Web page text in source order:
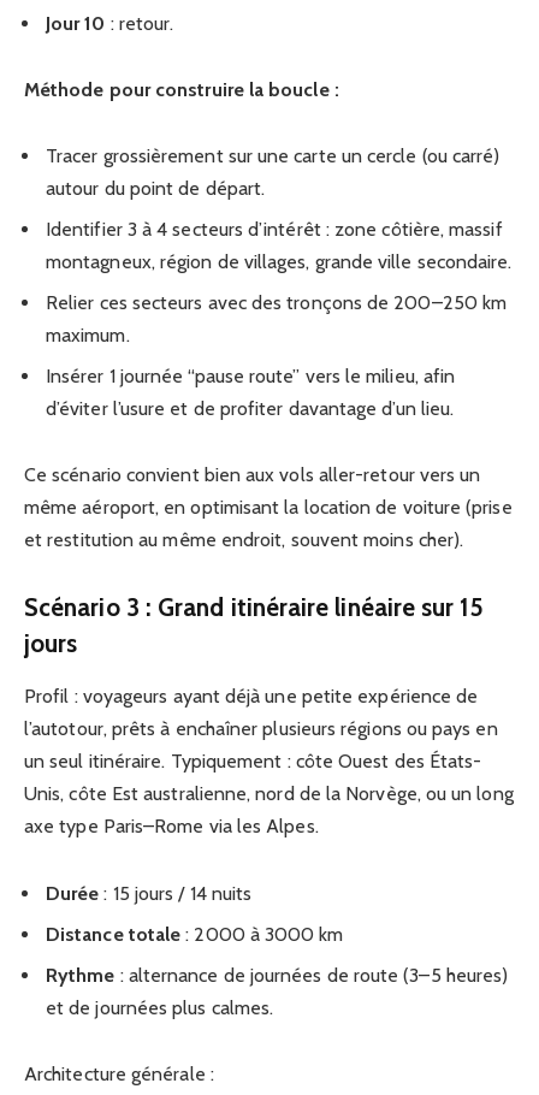
Jour 10 : retour.
Méthode pour construire la boucle :
Tracer grossièrement sur une carte un cercle (ou carré)
autour du point de départ.
Identifier 3 à 4 secteurs d’intérêt : zone côtière, massif
montagneux, région de villages, grande ville secondaire.
Relier ces secteurs avec des tronçons de 200–250 km
maximum.
Insérer 1 journée “pause route” vers le milieu, afin
d’éviter l’usure et de profiter davantage d’un lieu.
Ce scénario convient bien aux vols aller-retour vers un
même aéroport, en optimisant la location de voiture (prise
et restitution au même endroit, souvent moins cher).
Scénario 3 : Grand itinéraire linéaire sur 15
jours
Profil : voyageurs ayant déjà une petite expérience de
l’autotour, prêts à enchaîner plusieurs régions ou pays en
un seul itinéraire. Typiquement : côte Ouest des États-
Unis, côte Est australienne, nord de la Norvège, ou un long
axe type Paris–Rome via les Alpes.
Durée : 15 jours / 14 nuits
Distance totale : 2000 à 3000 km
Rythme : alternance de journées de route (3–5 heures)
et de journées plus calmes.
Architecture générale :